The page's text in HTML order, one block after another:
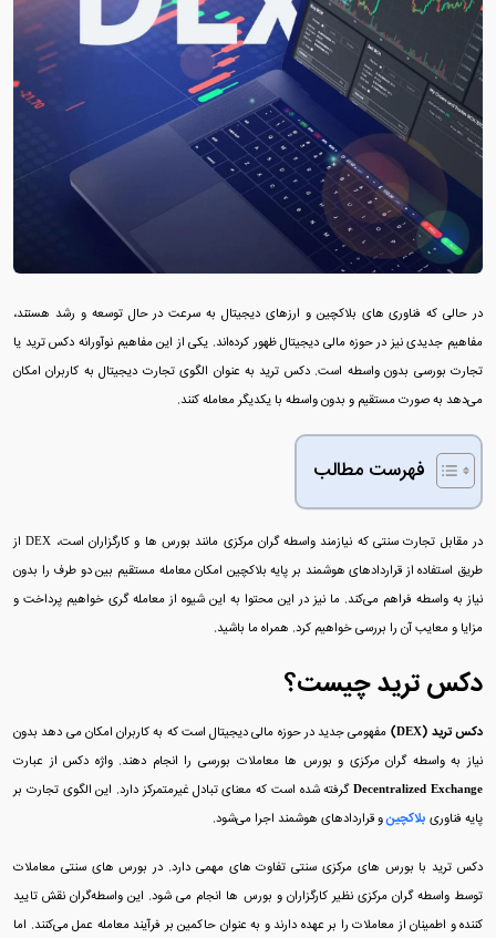
در حالی که فناوری‌ های بلاکچین و ارزهای دیجیتال به سرعت در حال توسعه و رشد هستند،
مفاهیم جدیدی نیز در حوزه مالی دیجیتال ظهور کرده‌اند. یکی از این مفاهیم نوآورانه دکس ترید یا
تجارت بورسی بدون واسطه است. دکس ترید به عنوان الگوی تجارت دیجیتال به کاربران امکان
می‌دهد به صورت مستقیم و بدون واسطه با یکدیگر معامله کنند.
فهرست مطالب
در مقابل تجارت سنتی که نیازمند واسطه‌ گران مرکزی مانند بورس‌ ها و کارگزاران است، DEX از
طریق استفاده از قراردادهای هوشمند بر پایه بلاکچین امکان معامله مستقیم بین دو طرف را بدون
نیاز به واسطه فراهم می‌کند. ما نیز در این محتوا به این شیوه از معامله گری خواهیم پرداخت و
مزایا و معایب آن را بررسی خواهیم کرد. همراه ما باشید.
دکس ترید چیست؟
دکس ترید (DEX)
مفهومی جدید در حوزه مالی دیجیتال است که به کاربران امکان می دهد بدون
نیاز به واسطه گران مرکزی و بورس‌ ها معاملات بورسی را انجام دهند. واژه دکس از عبارت
Decentralized Exchangeگرفته شده است که معنای تبادل غیرمتمرکز دارد. این الگوی تجارت بر
پایه فناوری بلاکچینو قراردادهای هوشمند اجرا می‌شود.
دکس ترید با بورس‌ های مرکزی سنتی تفاوت‌ های مهمی دارد. در بورس‌ های سنتی معاملات
توسط واسطه‌ گران مرکزی نظیر کارگزاران و بورس‌ ها انجام می‌ شود. این واسطه‌گران نقش تایید
کننده و اطمینان از معاملات را بر عهده دارند و به عنوان حاکمین بر فرآیند معامله عمل می‌کنند. اما